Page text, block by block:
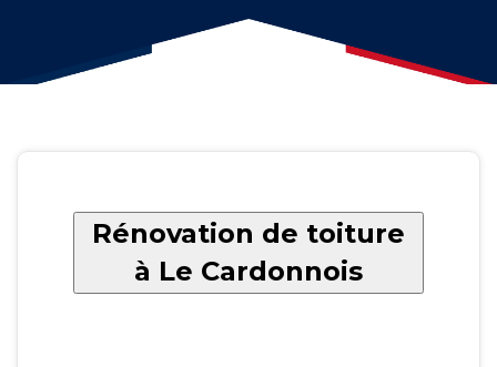
Rénovation de toiture
à Le Cardonnois